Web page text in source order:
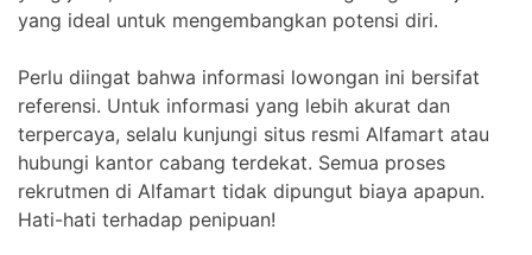
yang ideal untuk mengembangkan potensi diri.
Perlu diingat bahwa informasi lowongan ini bersifat
referensi. Untuk informasi yang lebih akurat dan
terpercaya, selalu kunjungi situs resmi Alfamart atau
hubungi kantor cabang terdekat. Semua proses
rekrutmen di Alfamart tidak dipungut biaya apapun.
Hati-hati terhadap penipuan!